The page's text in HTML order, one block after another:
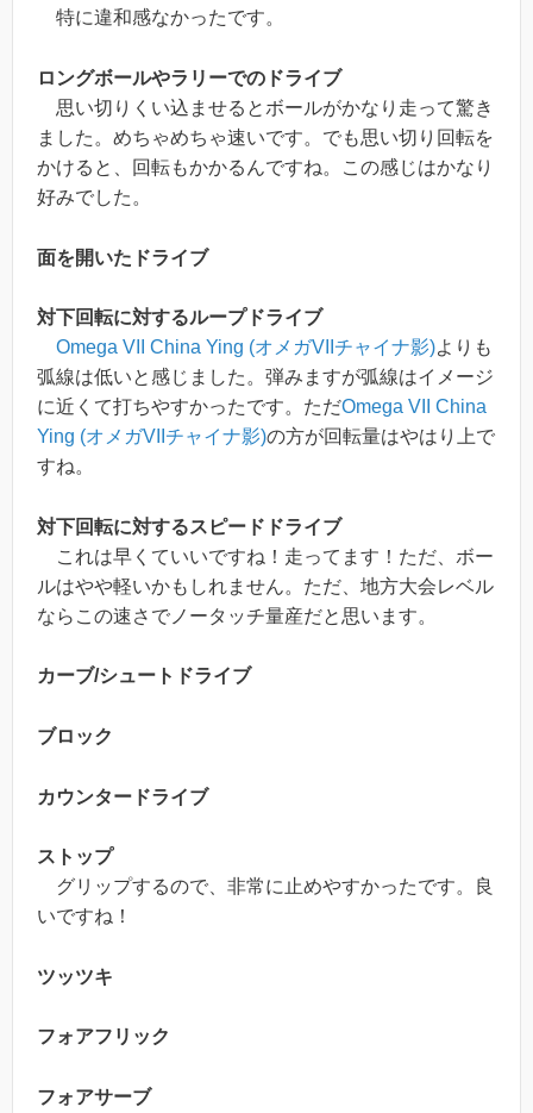
特に違和感なかったです。
ロングボールやラリーでのドライブ
思い切りくい込ませるとボールがかなり走って驚き
ました。めちゃめちゃ速いです。でも思い切り回転を
かけると、回転もかかるんですね。この感じはかなり
好みでした。
面を開いたドライブ
対下回転に対するループドライブ
Omega VII China Ying (オメガVIIチャイナ影)よりも
弧線は低いと感じました。弾みますが弧線はイメージ
に近くて打ちやすかったです。ただOmega VII China
Ying (オメガVIIチャイナ影)の方が回転量はやはり上で
すね。
対下回転に対するスピードドライブ
これは早くていいですね！走ってます！ただ、ボー
ルはやや軽いかもしれません。ただ、地方大会レベル
ならこの速さでノータッチ量産だと思います。
カーブ/シュートドライブ
ブロック
カウンタードライブ
ストップ
グリップするので、非常に止めやすかったです。良
いですね！
ツッツキ
フォアフリック
フォアサーブ